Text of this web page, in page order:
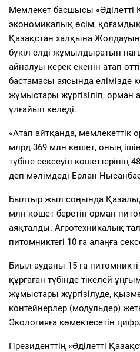
Мемлекет басшысы «Әділетті
экономикалық өсім,
Қазақстан халқына
бүкіл елді жұмылдыратын
айналуы керек екенін атап
бастамасы аясында елімізде
жұмыстары жүргізіліп,
ұлғайып келеді.
«Атап айтқанда, мемлекеттік
млрд 369 млн көшет, оның
түбіне сексеуіл көшеттерінің
деп мәлімдеді Ерлан
Былтыр жыл соңында
млн көшет беретін орман
аяқталды. Агротехникалық
питомниктегі 10 га алаңға
Биыл ауданы 15 га
құрғаған түбінде тікелей
жұмыстары жүргізілуде,
контейнерлер (модульдер)
Экологияға көмектесетін
Президенттің «Әділетті